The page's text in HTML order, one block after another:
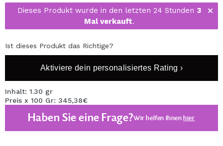
Dieses Produkt wurde in den letzten 24 Stunden 3
Mal verkauft.
Ist dieses Produkt das Richtige?
Aktiviere dein personalisiertes Rating ›
Inhalt: 1.30 gr
Preis x 100 Gr: 345,38€
Haben Sie eine Frage?Wir helfen Ihnenhier